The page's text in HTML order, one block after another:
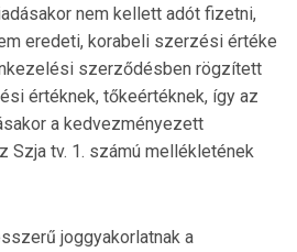
nem kellett adót fizetni,
eredeti, korabeli szerzési értéke
szerződésben rögzített
értéknek, tőkeértéknek, így az
a kedvezményezett
Szja tv. 1. számú mellékletének
joggyakorlatnak a